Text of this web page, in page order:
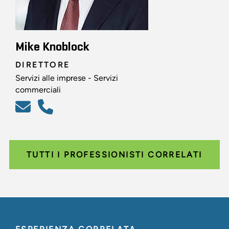
Mike Knoblock
DIRETTORE
Servizi alle imprese - Servizi
commerciali
TUTTI I PROFESSIONISTI CORRELATI